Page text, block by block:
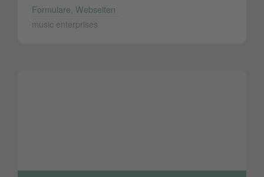
Formulare, Webseiten
music enterprises